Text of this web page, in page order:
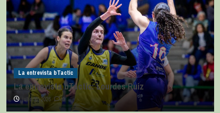
La entrevista bTactic
La entrevista bTactic: Lourdes Ruiz
julio 11, 2026 0